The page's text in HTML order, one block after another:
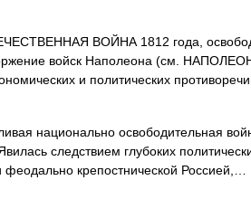
ВОЙНА 1812 года,
войск Наполеона (см.
и политических
национально освободительная
следствием глубоких
феодально крепостнической